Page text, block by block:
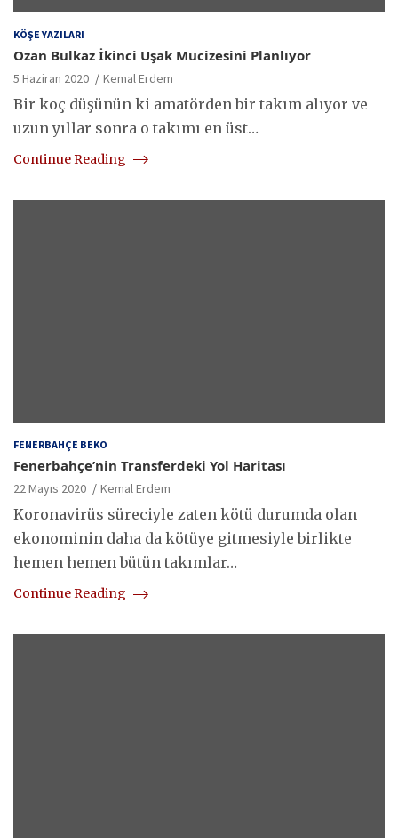
KÖŞE YAZILARI
Ozan Bulkaz İkinci Uşak Mucizesini Planlıyor
5 Haziran 2020 Kemal Erdem
Bir koç düşünün ki amatörden bir takım alıyor ve
uzun yıllar sonra o takımı en üst…
Continue Reading
FENERBAHÇE BEKO
Fenerbahçe’nin Transferdeki Yol Haritası
22 Mayıs 2020 Kemal Erdem
Koronavirüs süreciyle zaten kötü durumda olan
ekonominin daha da kötüye gitmesiyle birlikte
hemen hemen bütün takımlar…
Continue Reading